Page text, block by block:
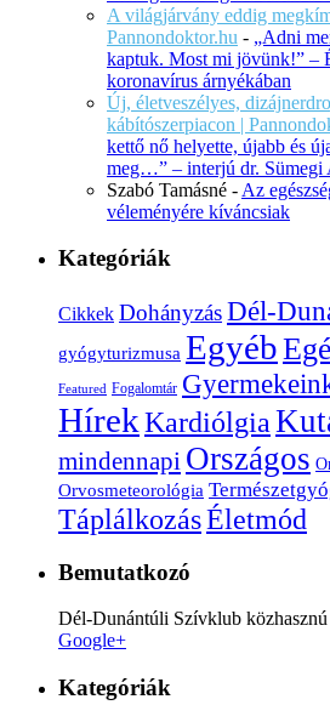
A világjárvány eddig
Pannondoktor.hu - „Adni
kaptuk. Most mi jövünk!” –
koronavírus árnyékában
Új, életveszélyes,
kábítószerpiacon |
kettő nő helyette, újabb és
meg…” – interjú dr. Sümegi
Szabó Tamásné - Az
véleményére kíváncsiak
Kategóriák
Cikkek DohányzásDél-
gyógyturizmusa Egyéb
Featured Fogalomtár
HírekKardiólgia
mindennapi Országos
Orvosmeteorológia
TáplálkozásÉletmód
Bemutatkozó
Dél-Dunántúli Szívklub
Google+
Kategóriák